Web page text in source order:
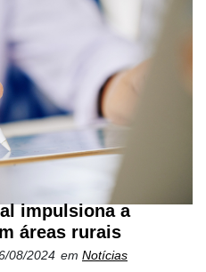
impulsiona a
áreas rurais
08/2024 em Notícias